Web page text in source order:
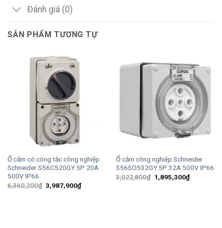
Đánh giá (0)
SẢN PHẨM TƯƠNG TỰ
Ổ cắm có công tắc công nghiệp
Schneider S56C520GY 5P 20A
500V IP66
6,360,200₫ Giá
gốc
3,987,900₫Giá
hiện
Ổ cắm công nghiệp Schneider
S56SO532GY 5P 32A 500V IP66
3,022,800₫ Giá
gốc
1,895,300₫Giá
hiện